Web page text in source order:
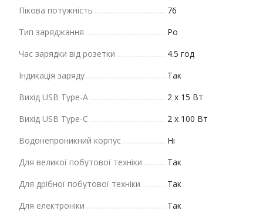
Пікова потужність
76
Тип заряджання
Po
Час зарядки від розетки
4.5 год
Індикація заряду
Так
Вихід USB Type-A
2 х 15 Вт
Вихід USB Type-C
2 х 100 Вт
Водонепроникний корпус
Ні
Для великої побутової техніки
Так
Для дрібної побутової техніки
Так
Для електроніки
Так